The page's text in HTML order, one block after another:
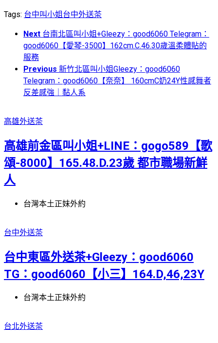
Tags: 台中叫小姐 台中外送茶
Next 台南北區叫小姐+Gleezy：good6060 Telegram：
good6060【愛琴-3500】162cm.C.46.30歲溫柔體貼的
服務
Previous 新竹北區叫小姐Gleezy：good6060
Telegram：good6060【奈奈】 160cmC奶24Y性感舞者
反差感強｜黏人系
高雄外送茶
高雄前金區叫小姐+LINE：gogo589【歌
頌-8000】165.48.D.23歲 都市職場新鮮
人
台灣本土正妹外約
台中外送茶
台中東區外送茶+Gleezy：good6060
TG：good6060【小三】164.D,46,23Y
台灣本土正妹外約
台北外送茶